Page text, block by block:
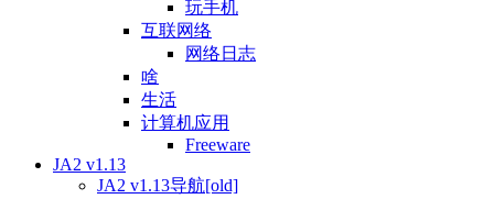
玩手机
互联网络
网络日志
啥
生活
计算机应用
Freeware
JA2 v1.13
JA2 v1.13导航[old]